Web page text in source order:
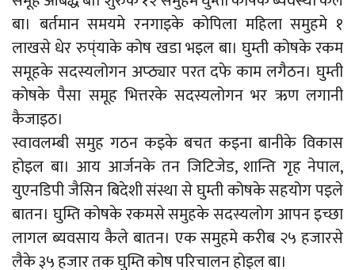
बा। बर्तमान समयमे रनगाइके कोपिला महिला समुहमे १
लाखसे धेर रुप्ंयाके कोष खडा भइल बा। घुम्ती कोषके रकम
समूहके सदस्यलोगन अप्ठ्यार परत दफे काम लगैठन। घुम्ती
कोषके पैसा समूह भित्तरके सदस्यलोगन भर ऋण लगानी
कैजाइठ।
स्वावलम्बी समुह गठन कइके बचत कइना बानीके विकास
होइल बा। आय आर्जनके तन जिटिजेड, शान्ति गृह नेपाल,
युएनडिपी जैसिन बिदेशी संस्था से घुम्ती कोषके सहयोग पइले
बातन। घुम्ति कोषके रकमसे समुहके सदस्यलोग आपन इच्छा
लागल ब्यवसाय कैले बातन। एक समुहमे करीब २५ हजारसे
लैके ३५ हजार तक घुम्ति कोष परिचालन होइल बा।